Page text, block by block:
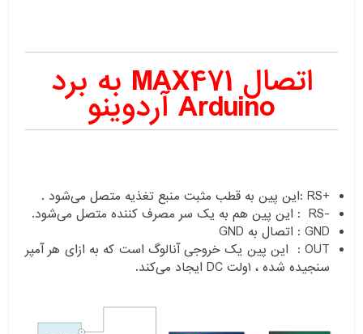
اتصال MAX471 به برد
Arduino آردوینو
+RS :این پین به قطب مثبت منبع تغذیه متصل می‌شود .
-RS : این پین هم به یک سر مصرف کننده متصل می‌شود.
GND : اتصال به GND
OUT : این پین یک خروجی آنالوگ است که به ازای هر آمپر
سنجیده شده ، ۱ولت DC ایجاد می‌کند.